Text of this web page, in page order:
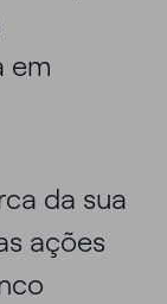
em
da sua
ações